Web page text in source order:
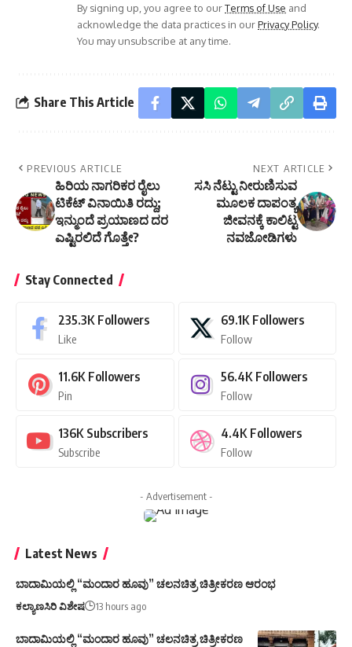
By signing up, you agree to ourTerms of Use and
acknowledge the data practices in ourPrivacy Policy.
You may unsubscribe at any time.
Share This Article
PREVIOUS ARTICLE
ಹಿರಿಯ ನಾಗರಿಕರ ರೈಲು
ಟಿಕೆಟ್ ವಿನಾಯಿತಿ ರದ್ದು;
ಇನ್ಮುಂದೆ ಪ್ರಯಾಣದ ದರ
ಎಷ್ಟಿರಲಿದೆ ಗೊತ್ತೇ?
NEXT ARTICLE
ಸಸಿ ನೆಟ್ಟು ನೀರುಣಿಸುವ
ಮೂಲಕ ದಾಪಂತ್ಯ
ಜೀವನಕ್ಕೆ ಕಾಲಿಟ್ಟ
ನವಜೋಡಿಗಳು
Stay Connected
235.3K Followers
Like
69.1K Followers
Follow
11.6K Followers
Pin
56.4K Followers
Follow
136K Subscribers
Subscribe
4.4K Followers
Follow
- Advertisement -
Latest News
ಬಾದಾಮಿಯಲ್ಲಿ “ಮಂದಾರ ಹೂವು” ಚಲನಚಿತ್ರ ಚಿತ್ರೀಕರಣ ಆರಂಭ
ಕಲ್ಯಾಣಸಿರಿ ವಿಶೇಷ 13 hours ago
ಬಾದಾಮಿಯಲ್ಲಿ “ಮಂದಾರ ಹೂವು” ಚಲನಚಿತ್ರ ಚಿತ್ರೀಕರಣ